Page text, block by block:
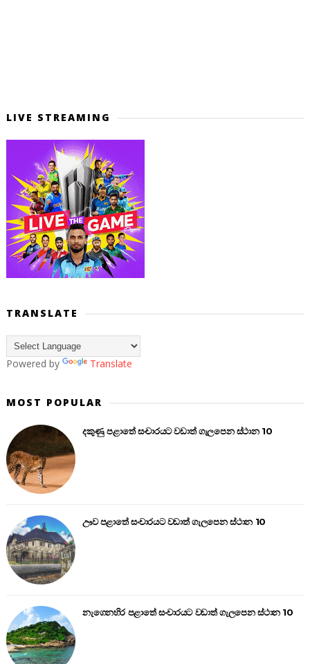
LIVE STREAMING
TRANSLATE
Powered by Translate
MOST POPULAR
දකුණු පළාතේ සංචාරයට වඩාත් ගැලපෙන ස්ථාන 10
ඌව පළාතේ සංචාරයට වඩාත් ගැලපෙන ස්ථාන 10
නැගෙනහිර පළාතේ සංචාරයට වඩාත් ගැලපෙන ස්ථාන 10